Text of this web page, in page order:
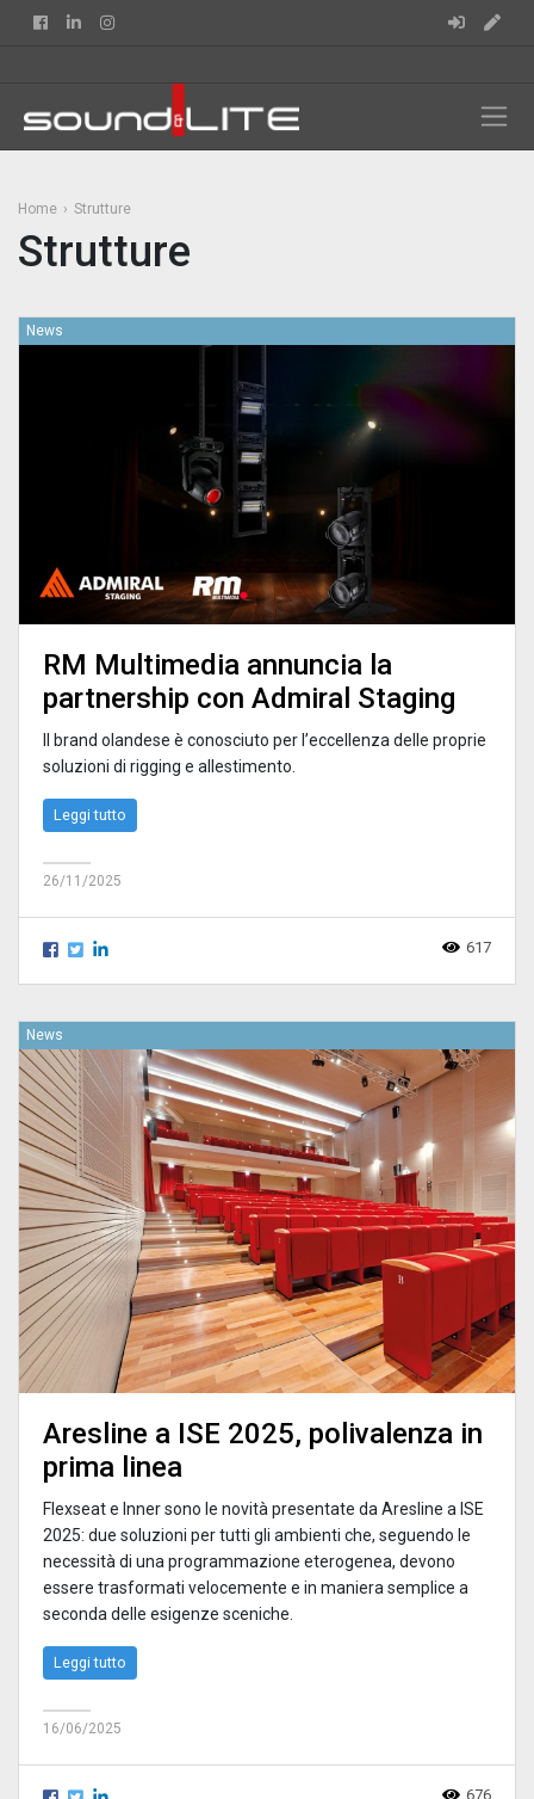
FacebookLinkedin
Home Strutture
Strutture
News
RM Multimedia annuncia la
partnership con Admiral Staging
Il brand olandese è conosciuto per l’eccellenza delle proprie
soluzioni di rigging e allestimento.
Leggi tutto
26/11/2025
617
News
Aresline a ISE 2025, polivalenza in
prima linea
Flexseat e Inner sono le novità presentate da Aresline a ISE
2025: due soluzioni per tutti gli ambienti che, seguendo le
necessità di una programmazione eterogenea, devono
essere trasformati velocemente e in maniera semplice a
seconda delle esigenze sceniche.
Leggi tutto
16/06/2025
676